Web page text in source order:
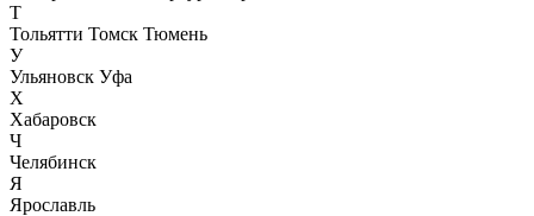
Т
Тольятти Томск Тюмень
У
Ульяновск Уфа
Х
Хабаровск
Ч
Челябинск
Я
Ярославль